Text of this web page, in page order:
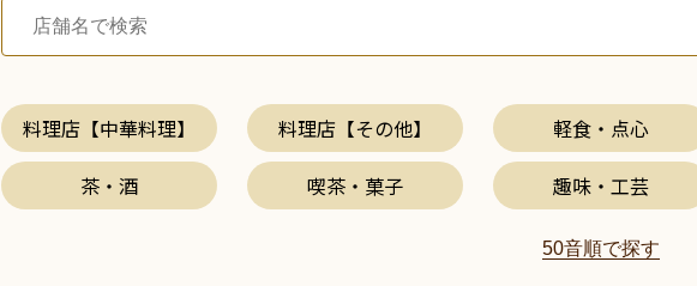
料理店【中華料理】 料理店【その他】 軽食・点心
茶・酒
喫茶・菓子 趣味・工芸
50音順で探す